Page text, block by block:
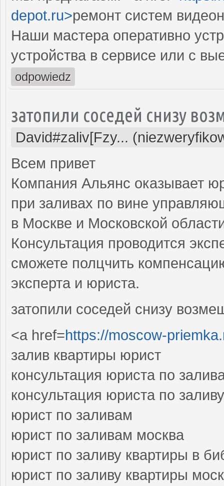
depot.ru>ремонт систем
Наши мастера оперативно
устройства в сервисе или с
odpowiedz
затопили соседей снизу
David#zaliv[Fzy...
Всем привет
Компания Альянс оказывает
при заливах по вине
в Москве и Московской
Консультация проводится
сможете полцчить
эксперта и юриста.
затопили соседей снизу
<a href=https://moscow-
залив квартиры юрист
консультация юриста по
консультация юриста по
юрист по заливам
юрист по заливам москва
юрист по заливу квартиры в
юрист по заливу квартиры